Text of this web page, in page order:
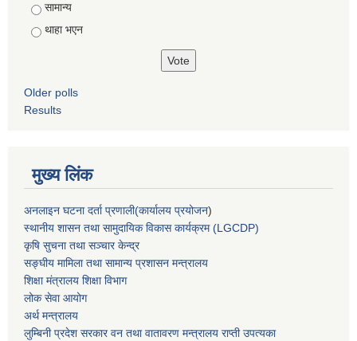
सामान्य
थाहा भएन
Older polls
Results
मुख्य लिंक
अनलाइन घटना दर्ता प्रणाली(कार्यालय प्रयोजन)
स्थानीय शासन तथा सामुदायिक विकास कार्यक्रम (LGCDP)
कृषि सुचना तथा सञ्चार केन्द्र
सङ्घीय मामिला तथा सामान्य प्रशासन मन्त्रालय
शिक्षा मंत्रालय शिक्षा विभाग
लोक सेवा आयोग
अर्थ मन्त्रालय
लुम्बिनी प्रदेश सरकार वन तथा वातावरण मन्त्रालय राप्ती उपत्यका